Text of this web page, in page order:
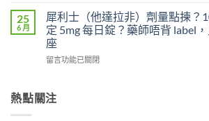
著
怪
藥，
先
這
5
換
每
日
利
反
夠
硬？
使
用
威
效
什
麼
吃
了
威
不
25
6 月
犀利士（他達拉非）劑量點揀？
定 5mg 每日錠？藥師唔背 label
座
在
士
（他
留言功能已關閉
熱點關注